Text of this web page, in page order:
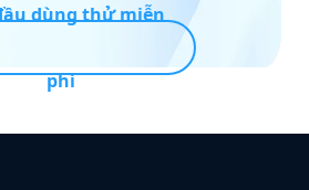
dùng thử miễn
phí